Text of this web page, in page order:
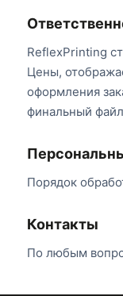
ReflexPrinting
Цены,
оформления
финальный
Порядок
Контакты
По любым